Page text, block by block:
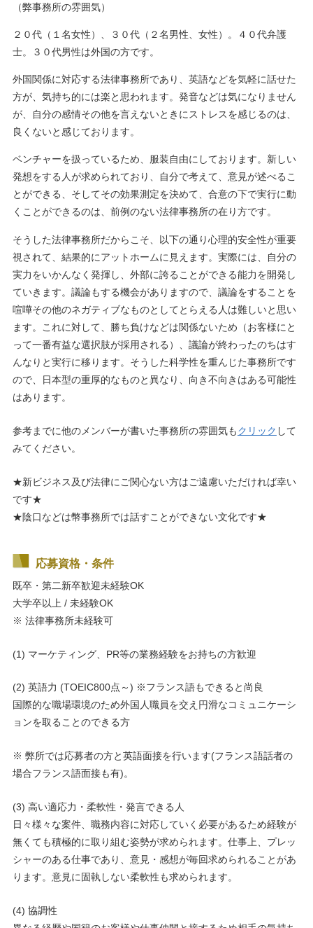
（弊事務所の雰囲気）
２０代（１名女性）、３０代（２名男性、女性）。４０代弁護
士。３０代男性は外国の方です。
外国関係に対応する法律事務所であり、英語などを気軽に話せた
方が、気持ち的には楽と思われます。発音などは気になりません
が、自分の感情その他を言えないときにストレスを感じるのは、
良くないと感じております。
ベンチャーを扱っているため、服装自由にしております。新しい
発想をする人が求められており、自分で考えて、意見が述べるこ
とができる、そしてその効果測定を決めて、合意の下で実行に動
くことができるのは、前例のない法律事務所の在り方です。
そうした法律事務所だからこそ、以下の通り心理的安全性が重要
視されて、結果的にアットホームに見えます。実際には、自分の
実力をいかんなく発揮し、外部に誇ることができる能力を開発し
ていきます。議論もする機会がありますので、議論をすることを
喧嘩その他のネガティブなものとしてとらえる人は難しいと思い
ます。これに対して、勝ち負けなどは関係ないため（お客様にと
って一番有益な選択肢が採用される）、議論が終わったのちはす
んなりと実行に移ります。そうした科学性を重んじた事務所です
ので、日本型の重厚的なものと異なり、向き不向きはある可能性
はあります。
参考までに他のメンバーが書いた事務所の雰囲気もクリック して
みてください。
★新ビジネス及び法律にご関心ない方はご遠慮いただければ幸い
です★
★陰口などは幣事務所では話すことができない文化です★
応募資格・条件
既卒・第二新卒歓迎未経験OK
大学卒以上 / 未経験OK
※ 法律事務所未経験可
(1) マーケティング、PR等の業務経験をお持ちの方歓迎
(2) 英語力 (TOEIC800点～) ※フランス語もできると尚良
国際的な職場環境のため外国人職員を交え円滑なコミュニケーシ
ョンを取ることのできる方
※ 弊所では応募者の方と英語面接を行います(フランス語話者の
場合フランス語面接も有)。
(3) 高い適応力・柔軟性・発言できる人
日々様々な案件、職務内容に対応していく必要があるため経験が
無くても積極的に取り組む姿勢が求められます。仕事上、プレッ
シャーのある仕事であり、意見・感想が毎回求められることがあ
ります。意見に固執しない柔軟性も求められます。
(4) 協調性